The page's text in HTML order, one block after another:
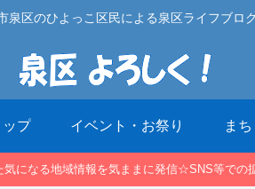
泉区のひよっこ区民による泉区ライフブロ
プ イベント・お祭り ま
気になる地域情報を気ままに発信☆SNS等での